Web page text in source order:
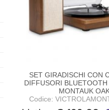
SET GIRADISCHI CON
DIFFUSORI
MONTAUK
Codice: